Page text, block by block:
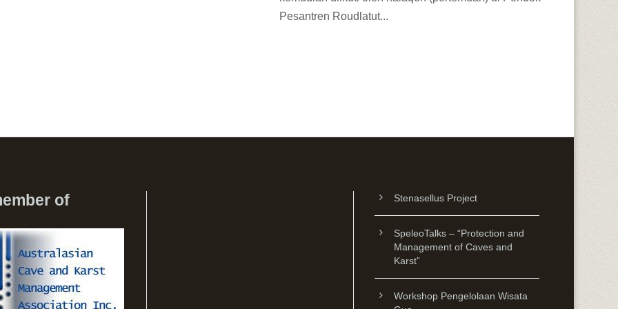
Pesantren Roudlatut...
of Stenasellus Project
SpeleoTalks – “Protection and
Management of Caves and
Karst”
Workshop Pengelolaan Wisata